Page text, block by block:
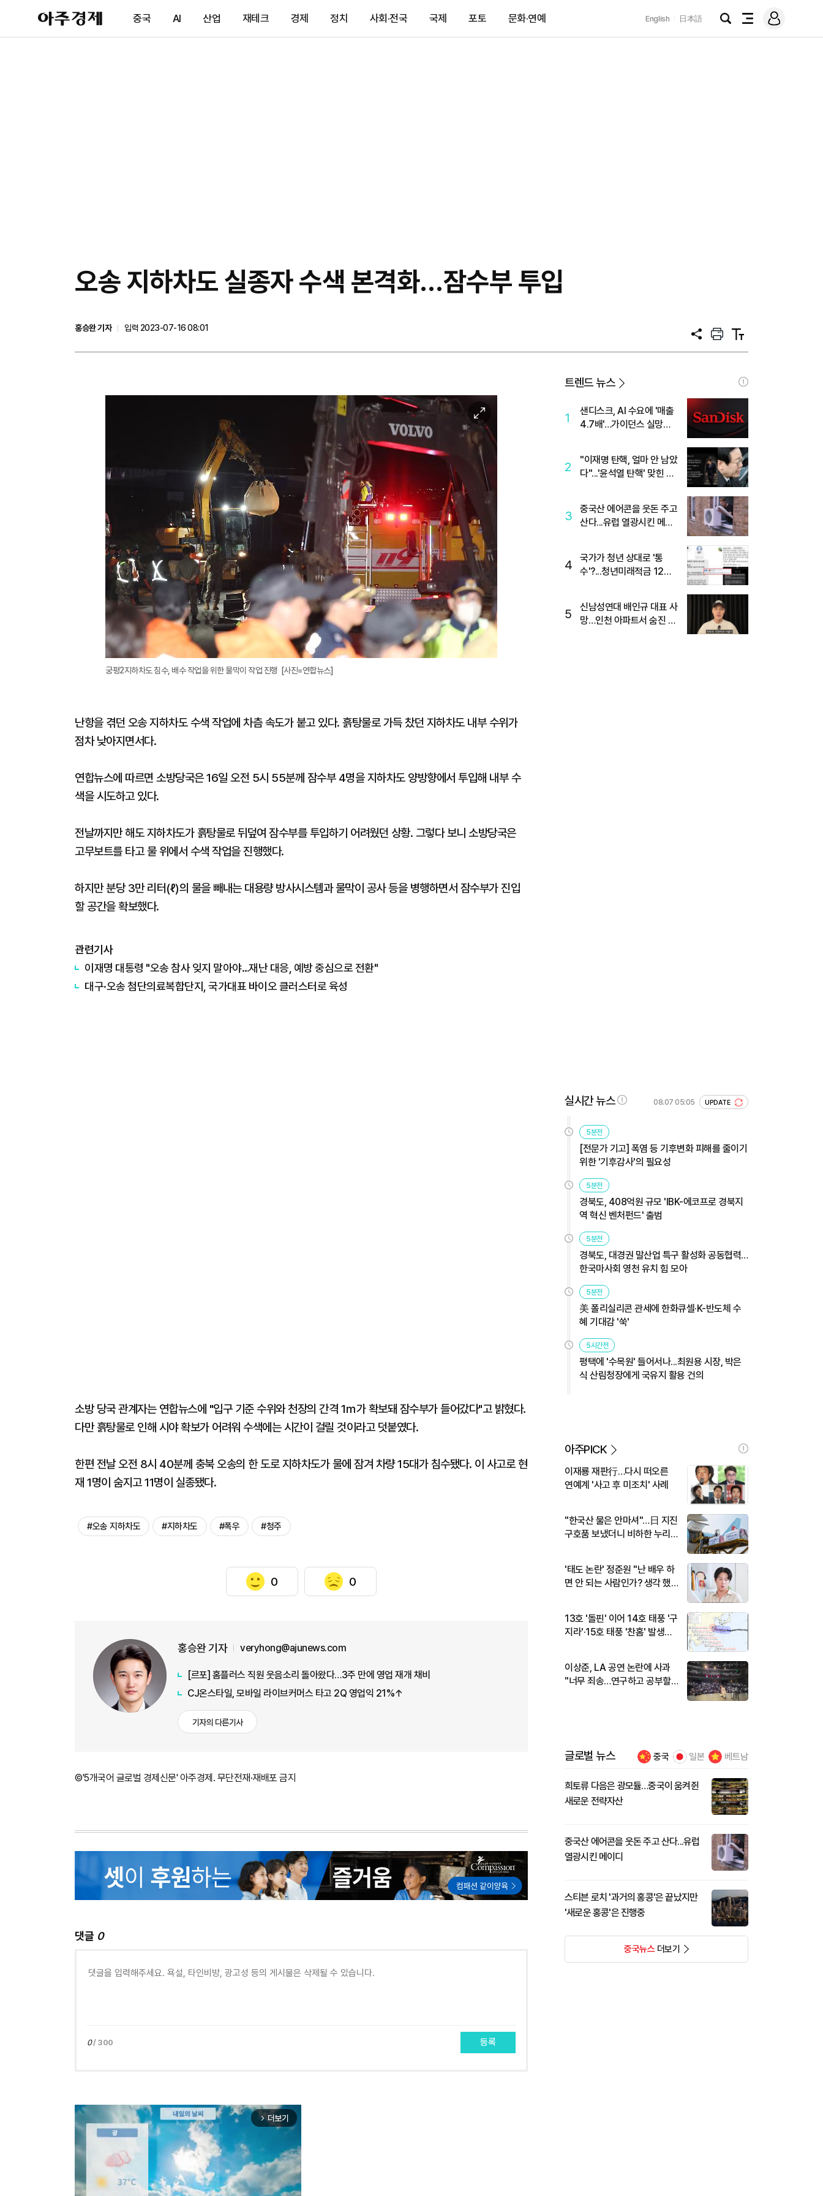
아
주
제
중국 AI 산업 재테크 경제 정치 사회·전국 국제 포토 문화·연예 English 日本語
검
전
메
그
오송 지하차도 실종자 수색 본격화…잠수부 투입
홍승완 기자
입력 2023-07-16 08:01
공
프
트
텍
트
미
지
궁평2지하차도 침수, 배수 작업을 위한 물막이 작업 진행 [사진=연합뉴스]
난항을 겪던 오송 지하차도 수색 작업에 차츰 속도가 붙고 있다. 흙탕물로 가득 찼던 지하차도 내부 수위가
점차 낮아지면서다.
연합뉴스에 따르면 소방당국은 16일 오전 5시 55분께 잠수부 4명을 지하차도 양방향에서 투입해 내부 수
색을 시도하고 있다.
전날까지만 해도 지하차도가 흙탕물로 뒤덮여 잠수부를 투입하기 어려웠던 상황. 그렇다 보니 소방당국은
고무보트를 타고 물 위에서 수색 작업을 진행했다.
하지만 분당 3만 리터(ℓ)의 물을 빼내는 대용량 방사시스템과 물막이 공사 등을 병행하면서 잠수부가 진입
할 공간을 확보했다.
관련기사
이재명 대통령 "오송 참사 잊지 말아야…재난 대응, 예방 중심으로 전환"
대구·오송 첨단의료복합단지, 국가대표 바이오 클러스터로 육성
소방 당국 관계자는 연합뉴스에 "입구 기준 수위와 천장의 간격 1ｍ가 확보돼 잠수부가 들어갔다"고 밝혔다.
다만 흙탕물로 인해 시야 확보가 어려워 수색에는 시간이 걸릴 것이라고 덧붙였다.
한편 전날 오전 8시 40분께 충북 오송의 한 도로 지하차도가 물에 잠겨 차량 15대가 침수됐다. 이 사고로 현
재 1명이 숨지고 11명이 실종됐다.
#오송 지하차도 #지하차도 #폭우 #청주
0 0
홍승완 기자 veryhong@ajunews.com
[르포] 홈플러스 직원 웃음소리 돌아왔다…3주 만에 영업 재개 채비
CJ온스타일, 모바일 라이브커머스 타고 2Q 영업익 21%↑
기자의 다른기사
©'5개국어 글로벌 경제신문' 아주경제. 무단전재·재배포 금지
댓글 0
0/ 300 등록
arrow_forward_ios 더보기
트렌드 뉴스
1
샌디스크, AI 수요에 '매출
4.7배'…가이던스 실망에
2
"이재명 탄핵, 얼마 안 남았
다"...'윤석열 탄핵' 맞힌 무
3
중국산 에어콘을 웃돈 주고
산다...유럽 열광시킨 메이
4
국가가 청년 상대로 '통
수'?...청년미래적금 12%
5
신남성연대 배인규 대표 사
망…인천 아파트서 숨진 채
실시간 뉴스 08.07 05:05 UPDATE
5분전
[전문가 기고] 폭염 등 기후변화 피해를 줄이기
위한 '기후감사'의 필요성
5분전
경북도, 408억원 규모 'IBK-에코프로 경북지
역 혁신 벤처펀드' 출범
5분전
경북도, 대경권 말산업 특구 활성화 공동협력…
한국마사회 영천 유치 힘 모아
5분전
美 폴리실리콘 관세에 한화큐셀·K-반도체 수
혜 기대감 '쑥'
5시간전
평택에 '수목원' 들어서나...최원용 시장, 박은
식 산림청장에게 국유지 활용 건의
아주PICK
이재룡 재판行…다시 떠오른
연예계 '사고 후 미조치' 사례
"한국산 물은 안마셔"…日 지진
구호품 보냈더니 비하한 누리
'태도 논란' 정준원 "난 배우 하
면 안 되는 사람인가? 생각 했
13호 '돌핀' 이어 14호 태풍 '구
지라'·15호 태풍 '찬홈' 발생…
이상준, LA 공연 논란에 사과
"너무 죄송…연구하고 공부할
글로벌 뉴스 중국 일본 베트남
희토류 다음은 광모듈…중국이 움켜쥔
새로운 전략자산
중국산 에어콘을 웃돈 주고 산다...유럽
열광시킨 메이디
스티븐 로치 '과거의 홍콩'은 끝났지만
'새로운 홍콩'은 진행중
중국뉴스더보기